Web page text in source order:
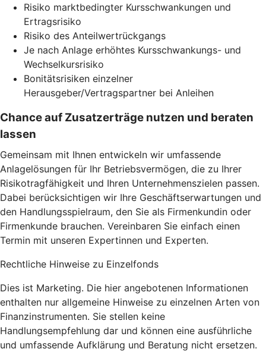
Risiko marktbedingter Kursschwankungen und
Ertragsrisiko
Risiko des Anteilwertrückgangs
Je nach Anlage erhöhtes Kursschwankungs- und
Wechselkursrisiko
Bonitätsrisiken einzelner
Herausgeber/Vertragspartner bei Anleihen
Chance auf Zusatzerträge nutzen und beraten
lassen
Gemeinsam mit Ihnen entwickeln wir umfassende
Anlagelösungen für Ihr Betriebsvermögen, die zu Ihrer
Risikotragfähigkeit und Ihren Unternehmenszielen passen.
Dabei berücksichtigen wir Ihre Geschäftserwartungen und
den Handlungsspielraum, den Sie als Firmenkundin oder
Firmenkunde brauchen. Vereinbaren Sie einfach einen
Termin mit unseren Expertinnen und Experten.
Rechtliche Hinweise zu Einzelfonds
Dies ist Marketing. Die hier angebotenen Informationen
enthalten nur allgemeine Hinweise zu einzelnen Arten von
Finanzinstrumenten. Sie stellen keine
Handlungsempfehlung dar und können eine ausführliche
und umfassende Aufklärung und Beratung nicht ersetzen.